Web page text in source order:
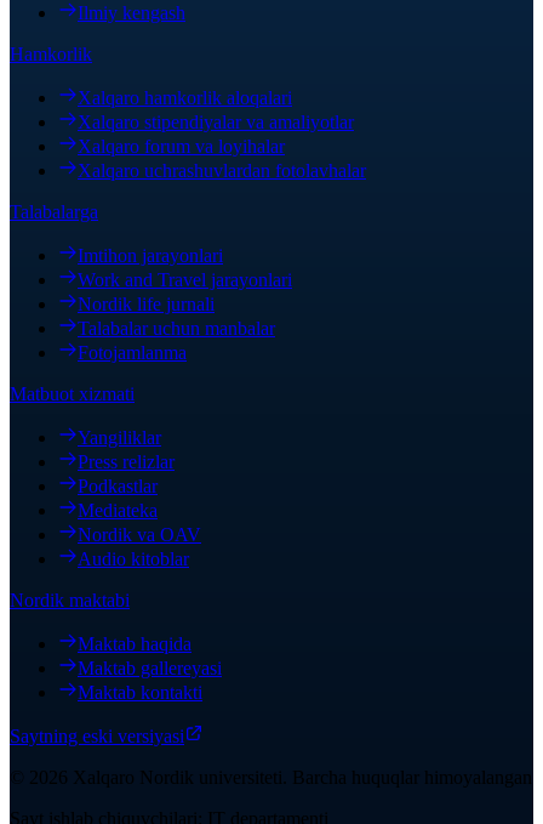
Ilmiy kengash
Hamkorlik
Xalqaro hamkorlik aloqalari
Xalqaro stipendiyalar va amaliyotlar
Xalqaro forum va loyihalar
Xalqaro uchrashuvlardan fotolavhalar
Talabalarga
Imtihon jarayonlari
Work and Travel jarayonlari
Nordik life jurnali
Talabalar uchun manbalar
Fotojamlanma
Matbuot xizmati
Yangiliklar
Press relizlar
Podkastlar
Mediateka
Nordik va OAV
Audio kitoblar
Nordik maktabi
Maktab haqida
Maktab gallereyasi
Maktab kontakti
Saytning eski versiyasi
© 2026 Xalqaro Nordik universiteti. Barcha huquqlar himoyalangan
Sayt ishlab chiquvchilari: IT departamenti